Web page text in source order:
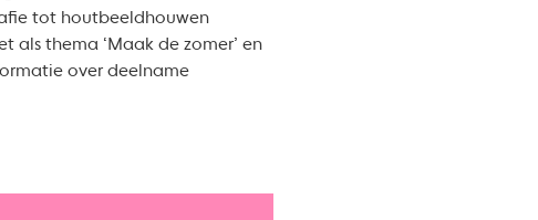
tot houtbeeldhouwen
als thema ‘Maak de zomer’ en
over deelname